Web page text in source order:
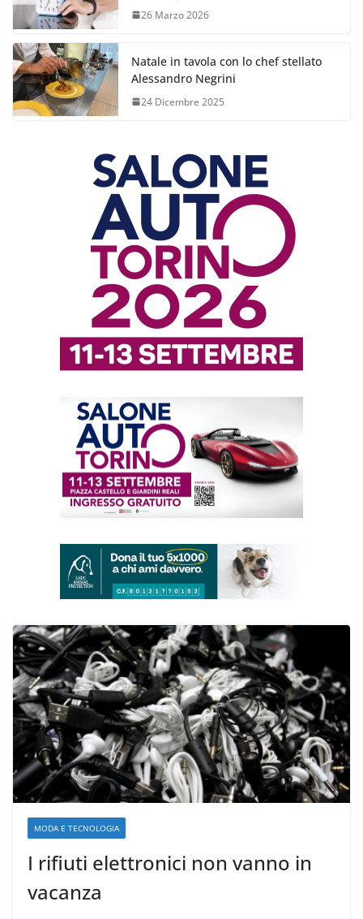
26 Marzo 2026
Natale in tavola con lo chef stellato
Alessandro Negrini
24 Dicembre 2025
MODA E TECNOLOGIA
I rifiuti elettronici non vanno in
vacanza